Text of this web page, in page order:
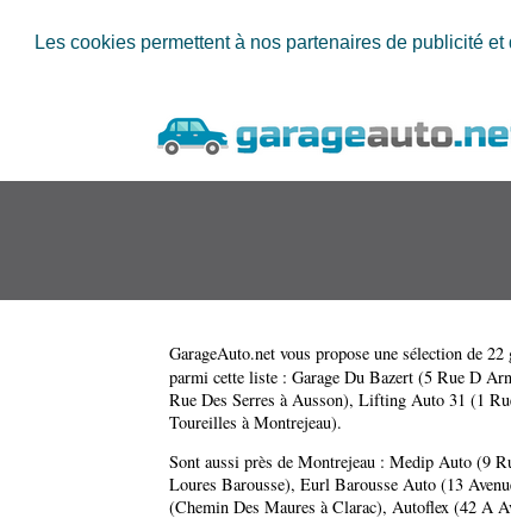
Les cookies permettent à nos partenaires de publicité
GarageAuto.net vous propose une sélection de
parmi cette liste : Garage Du Bazert (5 Rue D
Rue Des Serres à Ausson), Lifting Auto 31 (1
Toureilles à Montrejeau).
Sont aussi près de Montrejeau : Medip Auto (9
Loures Barousse), Eurl Barousse Auto (13
(Chemin Des Maures à Clarac), Autoflex (42 A